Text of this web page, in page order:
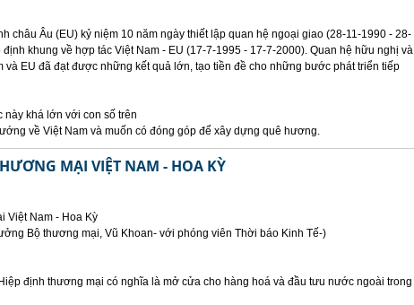
châu Âu (EU) kỷ niệm 10 năm ngày thiết lập quan hệ ngoại giao (28-11-1990 - 28-
khung về hợp tác Việt Nam - EU (17-7-1995 - 17-7-2000). Quan hệ hữu nghị và
và EU đã đạt được những kết quả lớn, tạo tiền đề cho những bước phát triển tiếp
khá lớn với con số trên
về Việt Nam và muốn có đóng góp để xây dựng quê hương.
MẠI VIỆT NAM - HOA KỲ
Việt Nam - Hoa Kỳ
Bộ thương mại, Vũ Khoan- với phóng viên Thời báo Kinh Tế-)
định thương mại có nghĩa là mở cửa cho hàng hoá và đầu tưu nước ngoài trong